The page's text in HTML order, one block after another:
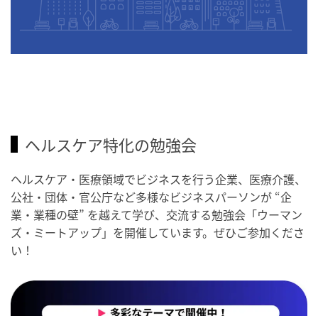
ヘルスケア特化の勉強会
ヘルスケア・医療領域でビジネスを行う企業、医療介護、
公社・団体・官公庁など多様なビジネスパーソンが “企
業・業種の壁” を越えて学び、交流する勉強会「ウーマン
ズ・ミートアップ」を開催しています。ぜひご参加くださ
い！